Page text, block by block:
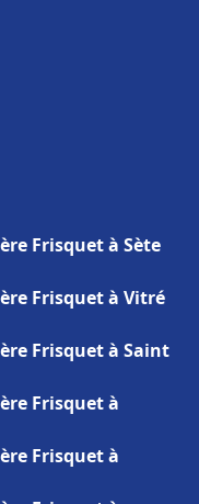
Frisquet à Sète
Frisquet à Vitré
Frisquet à Saint
Frisquet à
Frisquet à